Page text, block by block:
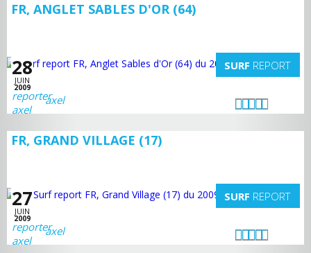
FR, ANGLET SABLES D'OR (64)
28
JUIN
2009
SURF REPORT
axel
FR, GRAND VILLAGE (17)
27
JUIN
2009
SURF REPORT
axel